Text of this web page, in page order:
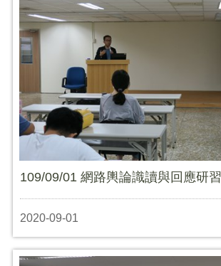
109/09/01 網路輿論識讀與回應研
2020-09-01